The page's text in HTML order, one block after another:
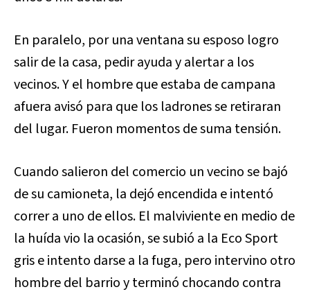
En paralelo, por una ventana su esposo logro
salir de la casa, pedir ayuda y alertar a los
vecinos. Y el hombre que estaba de campana
afuera avisó para que los ladrones se retiraran
del lugar. Fueron momentos de suma tensión.
Cuando salieron del comercio un vecino se bajó
de su camioneta, la dejó encendida e intentó
correr a uno de ellos. El malviviente en medio de
la huída vio la ocasión, se subió a la Eco Sport
gris e intento darse a la fuga, pero intervino otro
hombre del barrio y terminó chocando contra